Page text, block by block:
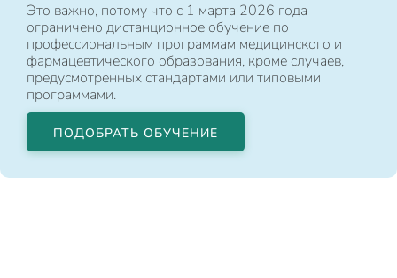
Это важно, потому что с 1 марта 2026 года
ограничено дистанционное обучение по
профессиональным программам медицинского и
фармацевтического образования, кроме случаев,
предусмотренных стандартами или типовыми
программами.
ПОДОБРАТЬ ОБУЧЕНИЕ